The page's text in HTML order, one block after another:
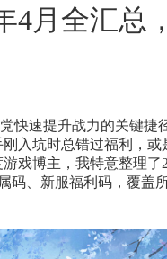
4月全汇总
快速提升战力的关键捷
入坑时总错过福利，或
戏博主，我特意整理了
码、新服福利码，覆盖